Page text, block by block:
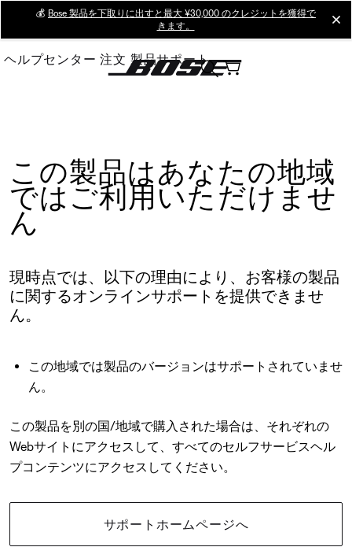
Main
💰 Bose 製品を下取りに出すと最大 ¥30,000 のクレジットを獲得で
きます。
ヘルプセンター 注文 製品サポート
この製品はあなたの地域
ではご利用いただけませ
ん
現時点では、以下の理由により、お客様の製品
に関するオンラインサポートを提供できませ
ん。
この地域では製品のバージョンはサポートされていませ
ん。
この製品を別の国/地域で購入された場合は、それぞれの
Webサイトにアクセスして、すべてのセルフサービスヘル
プコンテンツにアクセスしてください。
サポートホームページへ